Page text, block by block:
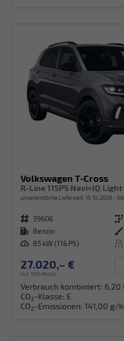
Volkswagen T-Cross
unverbindliche Lieferzeit: 15.10.2026
Fahrzeugnr. 39606 Getriebe
Kraftstoff Benzin Außenfarbe
Leistung 85 kW (116 PS) Kilometerstand
27.020,– €
incl. 19% MwSt.
Verbrauch kombiniert: 6,20
CO2-Klasse: E
CO2-Emissionen: 141,00 g/